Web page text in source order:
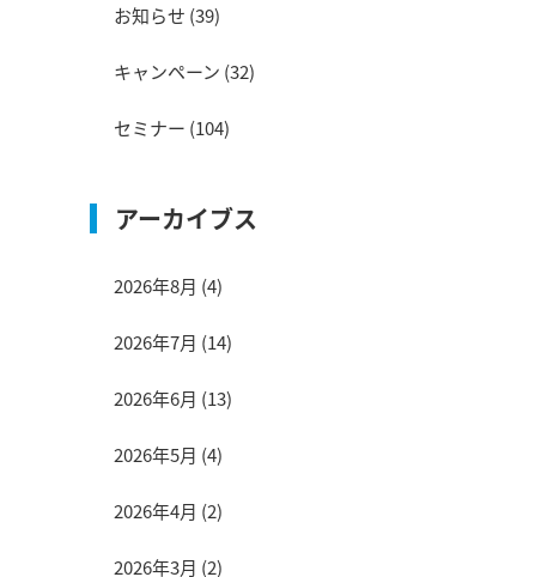
お知らせ (39)
キャンペーン (32)
セミナー (104)
アーカイブス
2026年8月 (4)
2026年7月 (14)
2026年6月 (13)
2026年5月 (4)
2026年4月 (2)
2026年3月 (2)